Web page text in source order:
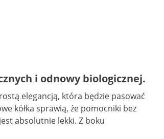
i odnowy biologicznej.
elegancją, która będzie pasować
kółka sprawią, że pomocniki bez
absolutnie lekki. Z boku